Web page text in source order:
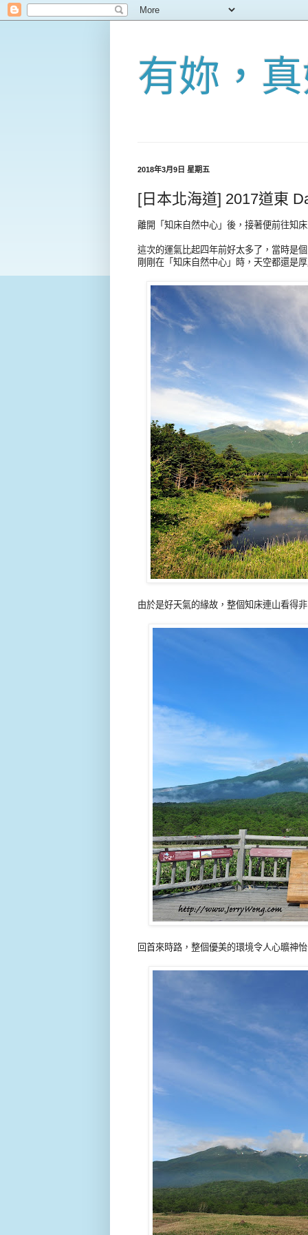
有妳，
2018年3月9日 星期五
[日本北海道] 2017道東
離開「知床自然中心」後，接著便前往知
這次的運氣比起四年前好太多了，當時是
剛剛在「知床自然中心」時，天空都還是
由於是好天氣的緣故，整個知床連山看得
回首來時路，整個優美的環境令人心曠神